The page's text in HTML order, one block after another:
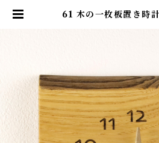
61 木の一枚板置き時計 栗 国産 一